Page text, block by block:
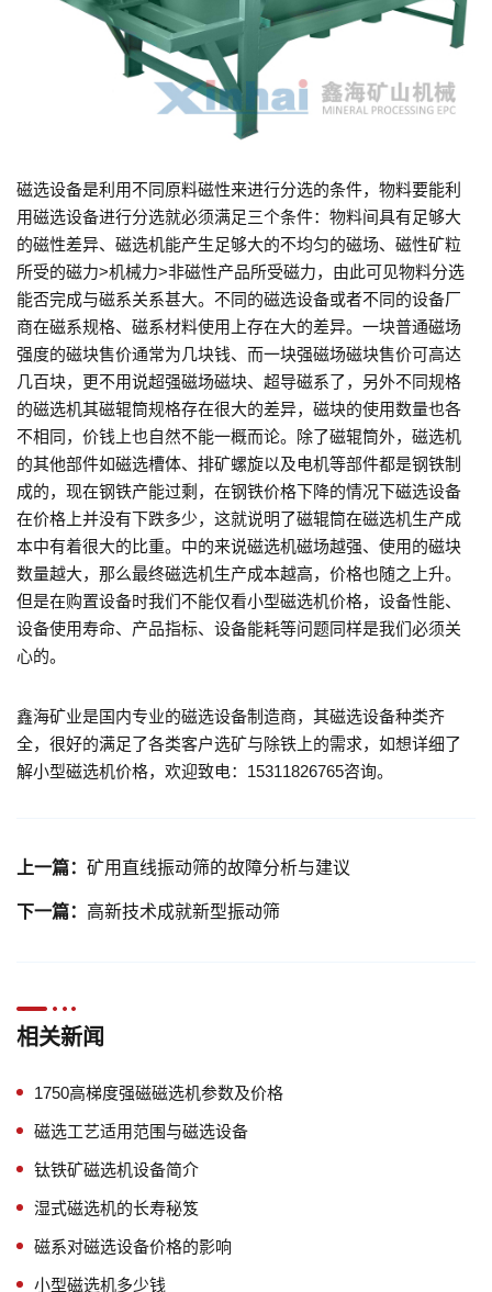
磁选设备是利用不同原料磁性来进行分选的条件，物料要能利
用磁选设备进行分选就必须满足三个条件：物料间具有足够大
的磁性差异、磁选机能产生足够大的不均匀的磁场、磁性矿粒
所受的磁力>机械力>非磁性产品所受磁力，由此可见物料分选
能否完成与磁系关系甚大。不同的磁选设备或者不同的设备厂
商在磁系规格、磁系材料使用上存在大的差异。一块普通磁场
强度的磁块售价通常为几块钱、而一块强磁场磁块售价可高达
几百块，更不用说超强磁场磁块、超导磁系了，另外不同规格
的磁选机其磁辊筒规格存在很大的差异，磁块的使用数量也各
不相同，价钱上也自然不能一概而论。除了磁辊筒外，磁选机
的其他部件如磁选槽体、排矿螺旋以及电机等部件都是钢铁制
成的，现在钢铁产能过剩，在钢铁价格下降的情况下磁选设备
在价格上并没有下跌多少，这就说明了磁辊筒在磁选机生产成
本中有着很大的比重。中的来说磁选机磁场越强、使用的磁块
数量越大，那么最终磁选机生产成本越高，价格也随之上升。
但是在购置设备时我们不能仅看小型磁选机价格，设备性能、
设备使用寿命、产品指标、设备能耗等问题同样是我们必须关
心的。
鑫海矿业是国内专业的磁选设备制造商，其磁选设备种类齐
全，很好的满足了各类客户选矿与除铁上的需求，如想详细了
解小型磁选机价格，欢迎致电：15311826765咨询。
上一篇： 矿用直线振动筛的故障分析与建议
下一篇： 高新技术成就新型振动筛
相关新闻
1750高梯度强磁磁选机参数及价格
磁选工艺适用范围与磁选设备
钛铁矿磁选机设备简介
湿式磁选机的长寿秘笈
磁系对磁选设备价格的影响
小型磁选机多少钱